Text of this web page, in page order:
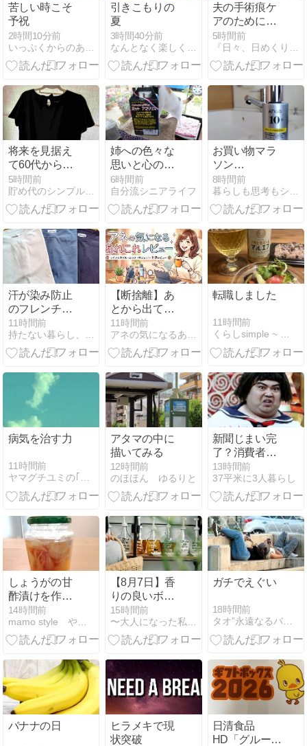
苦しい時こそ
予祝
2時間10分前
引きこもりの
夏
3時間40分前
夫の手術痕ケ
アのために買
ったモノ
5時間前
将来を見据え
て60代からの
ミニマリスト
生活
5時間前
貯め代のシンプルライフと暮らしのヒント
姉への色々な
思いと心の整
理になりまし
た
6時間前
自分流シニアライフ
お買い物マラ
ソン
【20％OFF!｜
神トククーポ
ン対象】【新
ト＋9倍】
8時間前
汗が染み防止
のフレンチス
リーブＴシャ
ツを買ってみ
ました（30％
11時間前
持たない暮らし、使い切る暮らし。
【断捨離】あ
とから出てき
てメルカリ出
品したかった
モノ
11時間前
アネの気になるあれこレビュー
転職しました
11時間前
くらしsimple ~ 毎日がご機嫌で豊かな私であるために。
病気を治す力
11時間前
ヤマグチユミの｢人生はこれから｣断捨離トレーナー
アタマの中に
描いてみる
12時間前
のほほん ゆるりと
新聞じまい完
了？消費者セ
ンターに感謝
されました
13時間前
37平米に3人暮らし
しょうがの甘
酢漬けを作っ
た日のお楽し
みはジンジャ
ードリンク
14時間前
mamo style やっぱり地味暮らし。
【8月7日】香
りの良いボデ
ィオイルを選
び、嗅覚から
極上のリラッ
15時間前
〜大人になった私たちの定番と習慣〜
ガチでえぐい
18時間前
タオ”永遠なるバランス”の香り
バナナの日
ヒラメキで現
状突破
日清食品
HD「グループ